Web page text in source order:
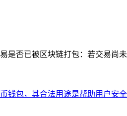
是否已被区块链打包：若交易尚